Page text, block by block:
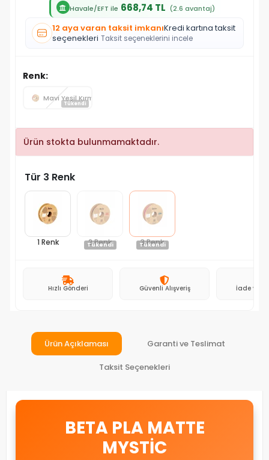
Havale/EFT ile 668,74 TL (2.6 avantaj)
12 aya varan taksit imkanıKredi kartına taksit
seçenekleri Taksit seçeneklerini incele
Renk:
Mavi Yeşil Kırmızı
Tükendi
Ürün stokta bulunmamaktadır.
Tür 3 Renk
1 Renk 2 Renk
Tükendi 3 Renk
Tükendi
Hızlı Gönderi Güvenli Alışveriş İade ve
Ürün Açıklaması Garanti ve Teslimat
Taksit Seçenekleri
BETA PLA MATTE
MYSTIC